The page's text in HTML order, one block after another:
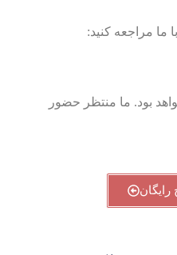
ما مراجعه کنید:
بود. ما منتظر حضور